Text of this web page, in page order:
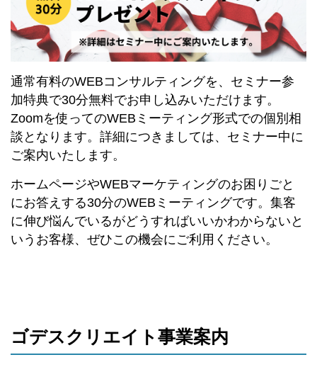
通常有料のWEBコンサルティングを、セミナー参
加特典で30分無料でお申し込みいただけます。
Zoomを使ってのWEBミーティング形式での個別相
談となります。詳細につきましては、セミナー中に
ご案内いたします。
ホームページやWEBマーケティングのお困りごと
にお答えする30分のWEBミーティングです。集客
に伸び悩んでいるがどうすればいいかわからないと
いうお客様、ぜひこの機会にご利用ください。
ゴデスクリエイト事業案内